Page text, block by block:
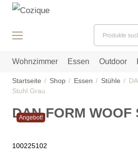
Wohnzimmer Essen Outdoor
Startseite Shop Essen Stühle
Stuhl Grau
DAN-FORM
100225102
Angebot!